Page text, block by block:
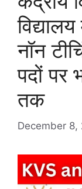
नॉन
पदों पर
तक
December 8,